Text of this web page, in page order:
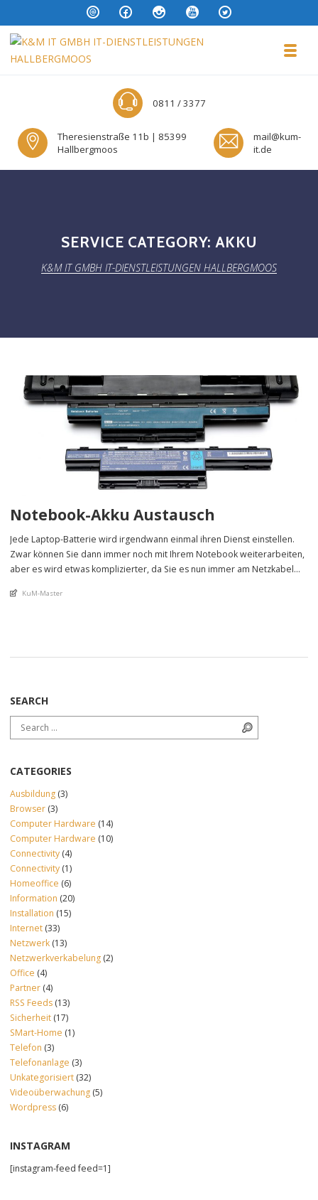
0811 / 3377
Theresienstraße 11b | 85399
Hallbergmoos
mail@kum-
it.de
SERVICE CATEGORY:AKKU
K&M IT GMBH IT-DIENSTLEISTUNGEN HALLBERGMOOS
Notebook-Akku Austausch
Jede Laptop-Batterie wird irgendwann einmal ihren Dienst einstellen.
Zwar können Sie dann immer noch mit Ihrem Notebook weiterarbeiten,
aber es wird etwas komplizierter, da Sie es nun immer am Netzkabel
An article by
KuM-Master
SEARCH
Search for:
CATEGORIES
Ausbildung (3)
Browser (3)
Computer Hardware (14)
Computer Hardware (10)
Connectivity (4)
Connectivity (1)
Homeoffice (6)
Information (20)
Installation (15)
Internet (33)
Netzwerk (13)
Netzwerkverkabelung (2)
Office (4)
Partner (4)
RSS Feeds (13)
Sicherheit (17)
SMart-Home (1)
Telefon (3)
Telefonanlage (3)
Unkategorisiert (32)
Videoüberwachung (5)
Wordpress (6)
INSTAGRAM
[instagram-feed feed=1]